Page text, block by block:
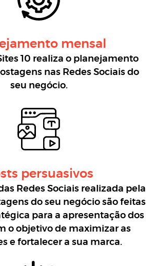
mensal
10 realiza o planejamento
nas Redes Sociais do
seu negócio.
persuasivos
Redes Sociais realizada pela
do seu negócio são feitas
para a apresentação dos
o objetivo de maximizar as
e fortalecer a sua marca.